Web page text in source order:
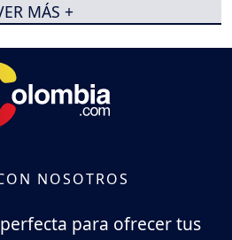
MÁS +
NOSOTROS
para ofrecer tus